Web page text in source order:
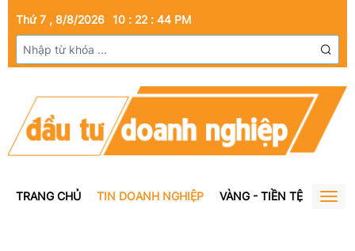
Thứ 7 , 8/8/2026 10 : 22 : 45 PM
TRANG CHỦ TIN DOANH NGHIỆP VÀNG - TIỀN TỆ BẤT